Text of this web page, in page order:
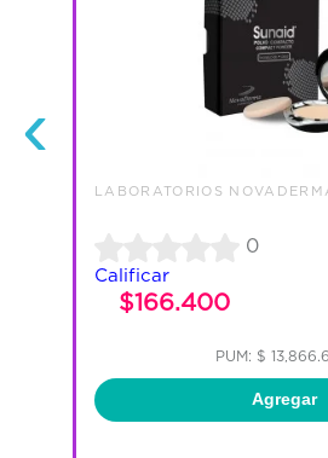
‹
LABORATORIOS
0
Calificar
$166.400
PUM: $
Agregar